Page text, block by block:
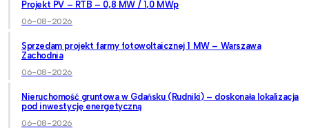
Projekt PV – RTB – 0,8 MW / 1,0 MWp
06-08-2026
Sprzedam projekt farmy fotowoltaicznej 1 MW – Warszawa
Zachodnia
06-08-2026
Nieruchomość gruntowa w Gdańsku (Rudniki) – doskonała lokalizacja
pod inwestycję energetyczną
06-08-2026